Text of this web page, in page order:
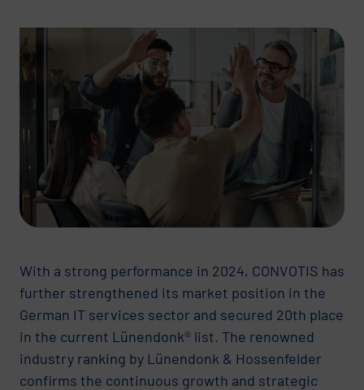
With a strong performance in 2024, CONVOTIS has
further strengthened its market position in the
German IT services sector and secured 20th place
in the current Lünendonk® list. The renowned
industry ranking by Lünendonk & Hossenfelder
confirms the continuous growth and strategic